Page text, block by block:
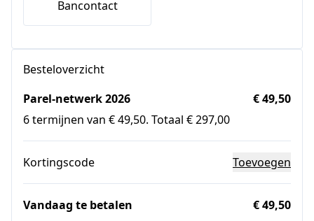
Bancontact
Besteloverzicht
Parel-netwerk 2026
6 termijnen van € 49,50. Totaal € 297,00
€ 49,50
Kortingscode Toevoegen
Vandaag te betalen
€ 49,50